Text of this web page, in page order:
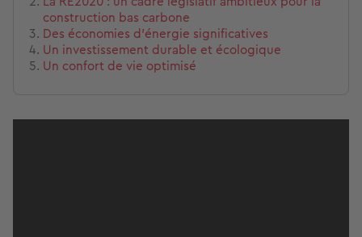
construction bas carbone
Des économies d'énergie significatives
Un investissement durable et écologique
Un confort de vie optimisé